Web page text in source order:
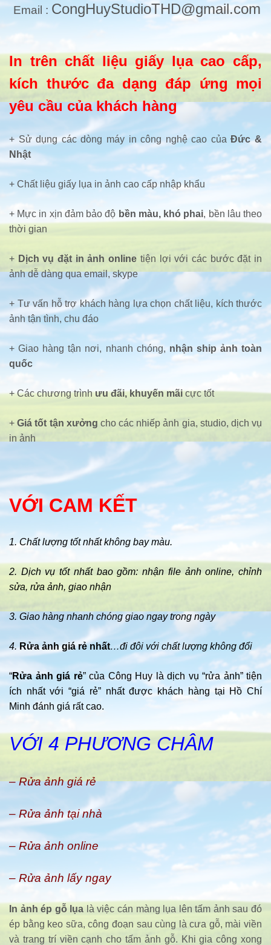
Email : CongHuyStudioTHD@gmail.com
In trên chất liệu giấy lụa cao cấp,
kích thước đa dạng đáp ứng mọi
yêu cầu của khách hàng
+ Sử dụng các dòng máy in công nghệ cao củaĐức &
Nhật
+ Chất liệu giấy lụa in ảnh cao cấp nhập khẩu
+ Mực in xịn đảm bảo độ bền màu, khó phai, bền lâu theo
thời gian
+ Dịch vụ đặt in ảnh online tiện lợi với các bước đặt in
ảnh dễ dàng qua email, skype
+ Tư vấn hỗ trợ khách hàng lựa chọn chất liệu, kích thước
ảnh tận tình, chu đáo
+ Giao hàng tận nơi, nhanh chóng, nhận ship ảnh toàn
quốc
+ Các chương trìnhưu đãi, khuyến mãicực tốt
+Giá tốt tận xưởng cho các nhiếp ảnh gia, studio, dịch vụ
in ảnh
VỚI CAM KẾT
1. Chất lượng tốt nhất không bay màu.
2. Dịch vụ tốt nhất bao gồm: nhận file ảnh online, chỉnh
sửa, rửa ảnh, giao nhận
3. Giao hàng nhanh chóng giao ngay trong ngày
4.Rửa ảnh giá rẻ nhất…đi đôi với chất lượng không đổi
“Rửa ảnh giá rẻ” của Công Huy là dịch vụ “rửa ảnh” tiện
ích nhất với “giá rẻ” nhất được khách hàng tại Hồ Chí
Minh đánh giá rất cao.
VỚI 4 PHƯƠNG CHÂM
– Rửa ảnh giá rẻ
– Rửa ảnh tại nhà
– Rửa ảnh online
– Rửa ảnh lấy ngay
In ảnh ép gỗ lụa là việc cán màng lụa lên tấm ảnh sau đó
ép bằng keo sữa, công đoạn sau cùng là cưa gỗ, mài viền
và trang trí viền cạnh cho tấm ảnh gỗ. Khi gia công xong